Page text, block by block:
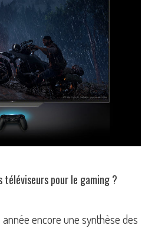
téléviseurs pour le gaming ?
encore une synthèse des